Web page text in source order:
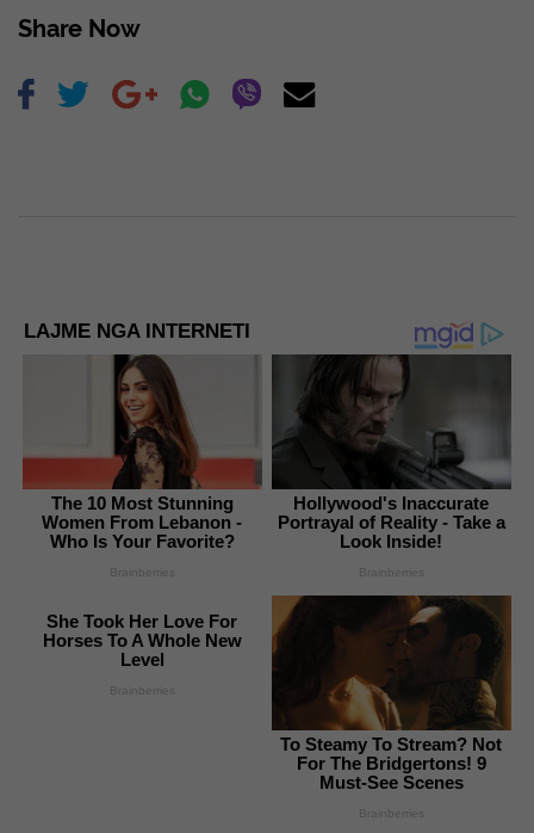
Share Now
LAJME NGA INTERNETI
The 10 Most Stunning
Women From Lebanon -
Who Is Your Favorite?
Brainberries
Hollywood's Inaccurate
Portrayal of Reality - Take a
Look Inside!
Brainberries
She Took Her Love For
Horses To A Whole New
Level
Brainberries
To Steamy To Stream? Not
For The Bridgertons! 9
Must-See Scenes
Brainberries